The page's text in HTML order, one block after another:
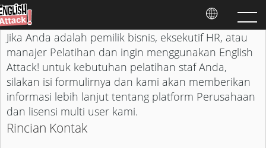
Jika Anda adalah pemilik bisnis, eksekutif HR, atau
manajer Pelatihan dan ingin menggunakan English
Attack! untuk kebutuhan pelatihan staf Anda,
silakan isi formulirnya dan kami akan memberikan
informasi lebih lanjut tentang platform Perusahaan
dan lisensi multi user kami.
Rincian Kontak